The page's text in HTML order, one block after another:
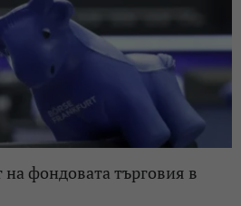
фондовата търговия в